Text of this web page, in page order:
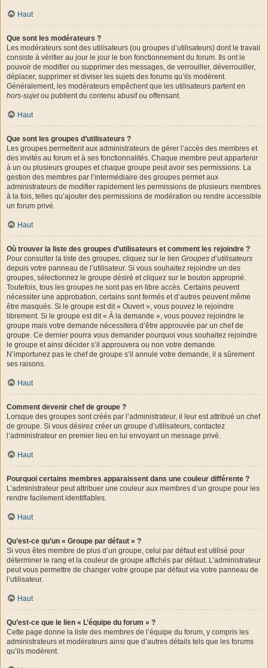
Haut
Que sont les modérateurs ?
Les modérateurs sont des utilisateurs (ou groupes d’utilisateurs) dont le travail
consiste à vérifier au jour le jour le bon fonctionnement du forum. Ils ont le
pouvoir de modifier ou supprimer des messages, de verrouiller, déverrouiller,
déplacer, supprimer et diviser les sujets des forums qu’ils modèrent.
Généralement, les modérateurs empêchent que les utilisateurs partent en
hors-sujetou publient du contenu abusif ou offensant.
Haut
Que sont les groupes d’utilisateurs ?
Les groupes permettent aux administrateurs de gérer l’accès des membres et
des invités au forum et à ses fonctionnalités. Chaque membre peut appartenir
à un ou plusieurs groupes et chaque groupe peut avoir ses permissions. La
gestion des membres par l’intermédiaire des groupes permet aux
administrateurs de modifier rapidement les permissions de plusieurs membres
à la fois, telles qu’ajouter des permissions de modération ou rendre accessible
un forum privé.
Haut
Où trouver la liste des groupes d’utilisateurs et comment les rejoindre ?
Pour consulter la liste des groupes, cliquez sur le lien Groupes d’utilisateurs
depuis votre panneau de l’utilisateur. Si vous souhaitez rejoindre un des
groupes, sélectionnez le groupe désiré et cliquez sur le bouton approprié.
Toutefois, tous les groupes ne sont pas en libre accès. Certains peuvent
nécessiter une approbation, certains sont fermés et d’autres peuvent même
être masqués. Si le groupe est dit « Ouvert », vous pouvez le rejoindre
librement. Si le groupe est dit « À la demande », vous pouvez rejoindre le
groupe mais votre demande nécessitera d’être approuvée par un chef de
groupe. Ce dernier pourra vous demander pourquoi vous souhaitez rejoindre
le groupe et ainsi décider s’il approuvera ou non votre demande.
N’importunez pas le chef de groupe s’il annule votre demande, il a sûrement
ses raisons.
Haut
Comment devenir chef de groupe ?
Lorsque des groupes sont créés par l’administrateur, il leur est attribué un chef
de groupe. Si vous désirez créer un groupe d’utilisateurs, contactez
l’administrateur en premier lieu en lui envoyant un message privé.
Haut
Pourquoi certains membres apparaissent dans une couleur différente ?
L’administrateur peut attribuer une couleur aux membres d’un groupe pour les
rendre facilement identifiables.
Haut
Qu’est-ce qu’un « Groupe par défaut » ?
Si vous êtes membre de plus d’un groupe, celui par défaut est utilisé pour
déterminer le rang et la couleur de groupe affichés par défaut. L’administrateur
peut vous permettre de changer votre groupe par défaut via votre panneau de
l’utilisateur.
Haut
Qu’est-ce que le lien « L’équipe du forum » ?
Cette page donne la liste des membres de l’équipe du forum, y compris les
administrateurs et modérateurs ainsi que d’autres détails tels que les forums
qu’ils modèrent.